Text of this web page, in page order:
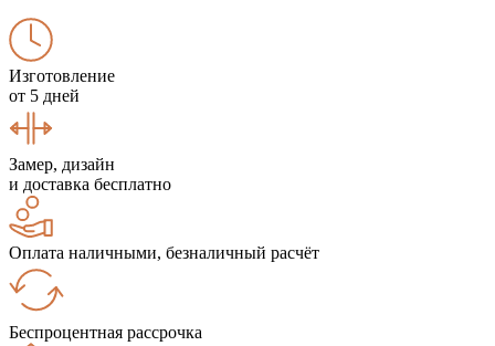
Изготовление
от 5 дней
Замер, дизайн
и доставка бесплатно
Оплата наличными, безналичный расчёт
Беспроцентная рассрочка